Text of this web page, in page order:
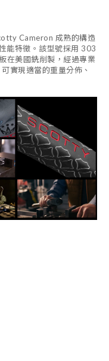
Cameron 成熟的構造
能特徵。該型號採用 303
在美國銑削製，經過專業
實現適當的重量分佈、